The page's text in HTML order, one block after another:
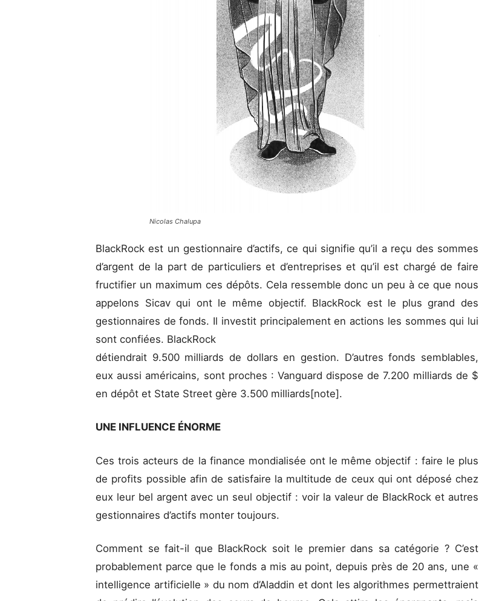
Nicolas Chalupa
BlackRock est un gestionnaire d’actifs, ce qui signifie qu’il a reçu des sommes
d’argent de la part de particuliers et d’entreprises et qu’il est chargé de faire
fructifier un maximum ces dépôts. Cela ressemble donc un peu à ce que nous
appelons Sicav qui ont le même objectif. BlackRock est le plus grand des
gestionnaires de fonds. Il investit principalement en actions les sommes qui lui
sont confiées. BlackRock
détiendrait 9.500 milliards de dollars en gestion. D’autres fonds semblables,
eux aussi américains, sont proches : Vanguard dispose de 7.200 milliards de $
en dépôt et State Street gère 3.500 milliards[note].
UNE INFLUENCE ÉNORME
Ces trois acteurs de la finance mondialisée ont le même objectif : faire le plus
de profits possible afin de satisfaire la multitude de ceux qui ont déposé chez
eux leur bel argent avec un seul objectif : voir la valeur de BlackRock et autres
gestionnaires d’actifs monter toujours.
Comment se fait-il que BlackRock soit le premier dans sa catégorie ? C’est
probablement parce que le fonds a mis au point, depuis près de 20 ans, une «
intelligence artificielle » du nom d’Aladdin et dont les algorithmes permettraient